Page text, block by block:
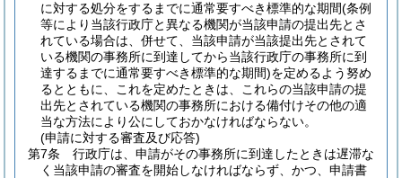
に対する処分をするまでに通常要すべき標準的な期間(条例
等により当該行政庁と異なる機関が当該申請の提出先とさ
れている場合は、併せて、当該申請が当該提出先とされて
いる機関の事務所に到達してから当該行政庁の事務所に到
達するまでに通常要すべき標準的な期間)を定めるよう努め
るとともに、これを定めたときは、これらの当該申請の提
出先とされている機関の事務所における備付けその他の適
当な方法により公にしておかなければならない。
(申請に対する審査及び応答)
第7条
行政庁は、申請がその事務所に到達したときは遅滞な
く当該申請の審査を開始しなければならず、かつ、申請書